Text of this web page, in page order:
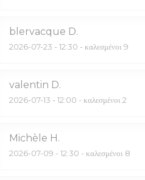
blervacque D
2026-07-23 - 12:30 - καλεσμένοι 9
valentin D
2026-07-13 - 12:00 - καλεσμένοι 2
Michèle H
2026-07-09 - 12:30 - καλεσμένοι 8